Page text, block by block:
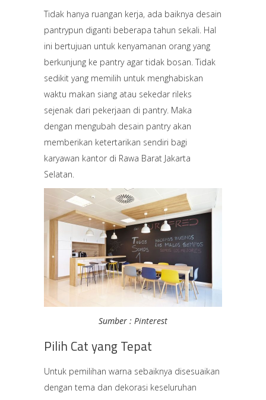
Tidak hanya ruangan kerja, ada baiknya desain
pantrypun diganti beberapa tahun sekali. Hal
ini bertujuan untuk kenyamanan orang yang
berkunjung ke pantry agar tidak bosan. Tidak
sedikit yang memilih untuk menghabiskan
waktu makan siang atau sekedar rileks
sejenak dari pekerjaan di pantry. Maka
dengan mengubah desain pantry akan
memberikan ketertarikan sendiri bagi
karyawan kantor di Rawa Barat Jakarta
Selatan.
Sumber : Pinterest
Pilih Cat yang Tepat
Untuk pemilihan warna sebaiknya disesuaikan
dengan tema dan dekorasi keseluruhan